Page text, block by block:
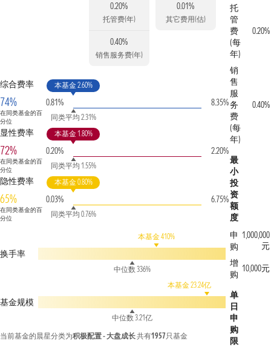
0.20%
托管费(年)
0.40%
销售服务费(年)
0.01%
其它费用(估)
综合费率
74%
在同类基金的百
分位
0.81%
本基金 2.60%
同类平均 2.31%
8.35%
显性费率
72%
在同类基金的百
分位
0.20%
本基金 1.80%
同类平均 1.55%
2.20%
隐性费率
65%
在同类基金的百
分位
0.03%
本基金 0.80%
同类平均 0.76%
6.75%
换手率
本基金 410%
中位数 336%
基金规模
本基金 23.24亿
中位数 3.21亿
当前基金的晨星分类为积极配置 - 大盘成长共有1957只基金
托
管
费
(每
年)
0.20%
销
售
服
务
费
(每
年)
0.40%
最
小
投
资
额
度
申
购
1,000,000
元
增
购
10,000元
单
日
申
购
限